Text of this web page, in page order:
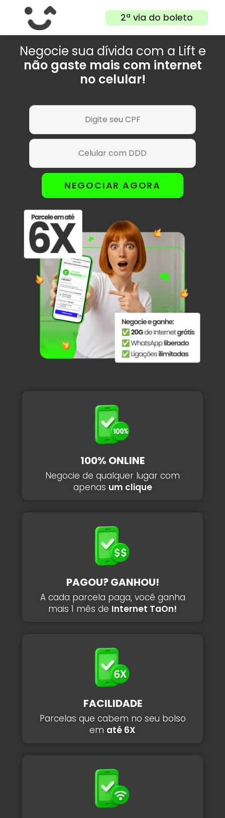
2ª via do boleto
Negocie sua dívida com a Lift e
não gaste mais com internet
no celular!
NEGOCIAR AGORA
100% ONLINE
Negocie de qualquer lugar com
apenas um clique
PAGOU? GANHOU!
A cada parcela paga, você ganha
mais 1 mês de Internet TaOn!
FACILIDADE
Parcelas que cabem no seu bolso
em até 6X